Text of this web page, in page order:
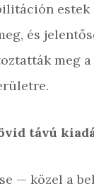
és
meg
távú
— közel a